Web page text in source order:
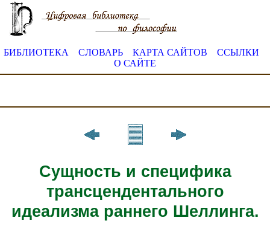
БИБЛИОТЕКА СЛОВАРЬ КАРТА САЙТОВ
ССЫЛКИ
О САЙТЕ
Сущность и специфика
трансцендентального
идеализма раннего Шеллинга.